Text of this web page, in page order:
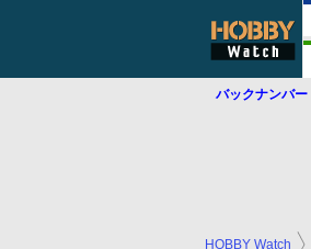
バックナンバー
HOBBY Watch